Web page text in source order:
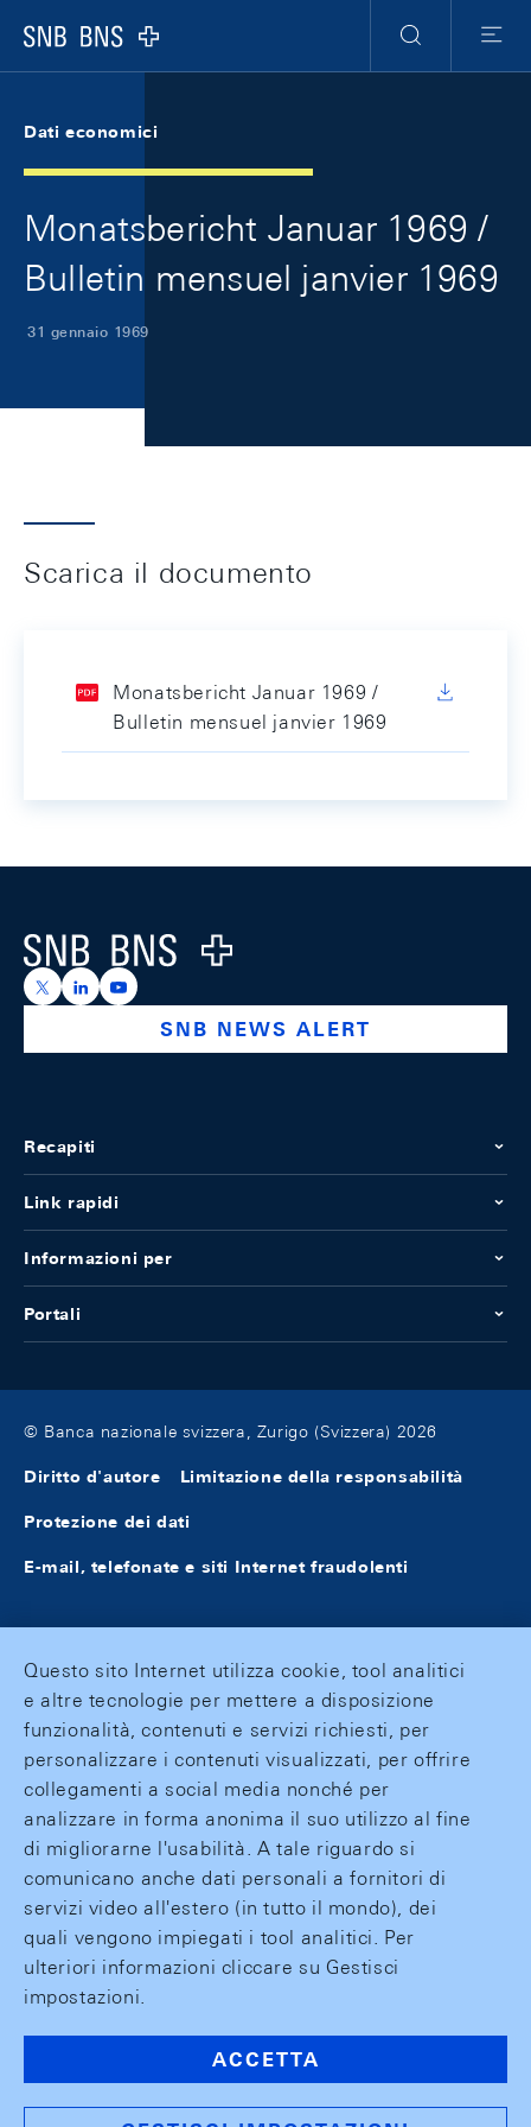
Logo
Ricerca
Menu
Dati economici
Monatsbericht Januar 1969 /
Bulletin mensuel janvier 1969
31 gennaio 1969
Scarica il documento
Monatsbericht Januar 1969 /
Bulletin mensuel janvier 1969
Logo
https://x.com/snb_bns
https://ch.linkedin.com/company/swiss-national-
https://www.youtube.com/@swissnationalbank
SNB NEWS ALERT
Recapiti
Link rapidi
Informazioni per
Portali
© Banca nazionale svizzera, Zurigo (Svizzera) 2026
Diritto d'autore Limitazione della responsabilità
Protezione dei dati
E-mail, telefonate e siti Internet fraudolenti
Questo sito Internet utilizza cookie, tool analitici
e altre tecnologie per mettere a disposizione
funzionalità, contenuti e servizi richiesti, per
personalizzare i contenuti visualizzati, per offrire
collegamenti a social media nonché per
analizzare in forma anonima il suo utilizzo al fine
di migliorarne l'usabilità. A tale riguardo si
comunicano anche dati personali a fornitori di
servizi video all'estero (in tutto il mondo), dei
quali vengono impiegati i tool analitici. Per
ulteriori informazioni cliccare su Gestisci
impostazioni.
ACCETTA